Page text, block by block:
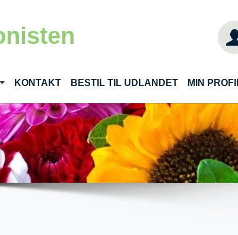
KONTAKT BESTIL TIL UDLANDET MIN